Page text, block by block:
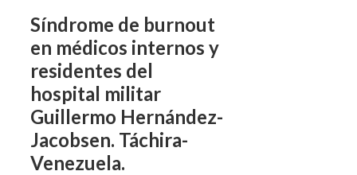
Síndrome de burnout
en médicos internos y
residentes del
hospital militar
Guillermo Hernández-
Jacobsen. Táchira-
Venezuela.